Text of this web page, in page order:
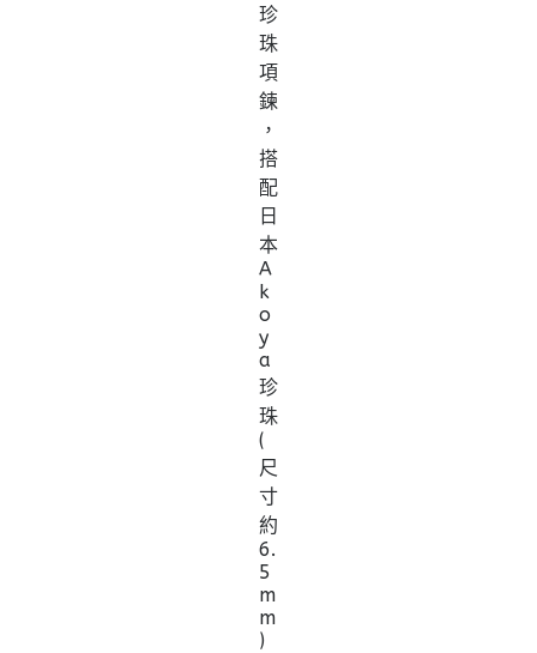
珍
珠
項
鍊
，
搭
配
日
本
A
k
o
y
a
珍
珠
(
尺
寸
約
6.
5
m
m
)